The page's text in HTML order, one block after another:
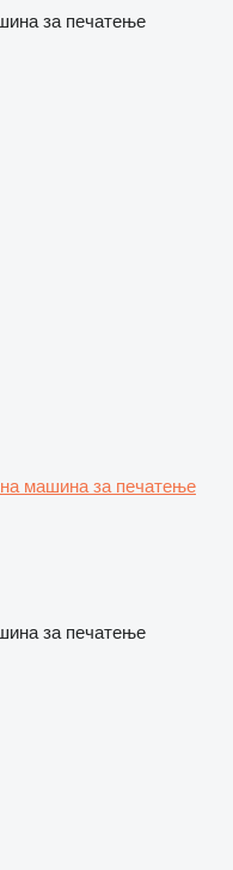
за печатење
машина за печатење
за печатење